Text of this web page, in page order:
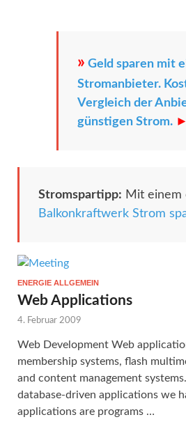
» Geld sparen mit
Stromanbieter.
Vergleich der
günstigen Strom. ►
Stromspartipp: Mit einem
Balkonkraftwerk Strom
ENERGIE ALLGEMEIN
Web Applications
4. Februar 2009
Web Development Web
membership systems, flash
and content management
database-driven applications we
applications are programs …